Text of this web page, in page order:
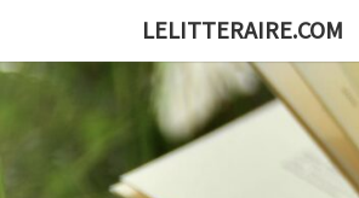
content
LELITTERAIRE.COM